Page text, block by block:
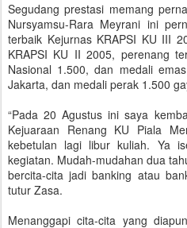
Segudang prestasi memang
Nursyamsu-Rara Meyrani ini
terbaik Kejurnas KRAPSI KU III
KRAPSI KU II 2005, perenang
Nasional 1.500, dan medali
Jakarta, dan medali perak 1.500
“Pada 20 Agustus ini saya
Kejuaraan Renang KU Piala
kebetulan lagi libur kuliah. Ya
kegiatan. Mudah-mudahan dua
bercita-cita jadi banking atau
tutur Zasa.
Menanggapi cita-cita yang